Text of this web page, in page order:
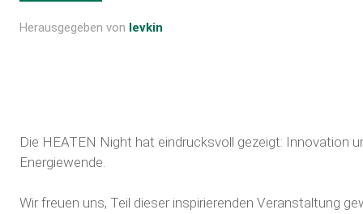
Herausgegeben von levkin
Die HEATEN Night hat eindrucksvoll gezeigt: Innovation
Energiewende.
Wir freuen uns, Teil dieser inspirierenden Veranstaltung